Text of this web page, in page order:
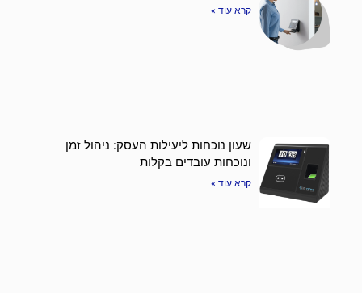
קרא עוד »
שעון נוכחות ליעילות העסק: ניהול זמן
ונוכחות עובדים בקלות
קרא עוד »